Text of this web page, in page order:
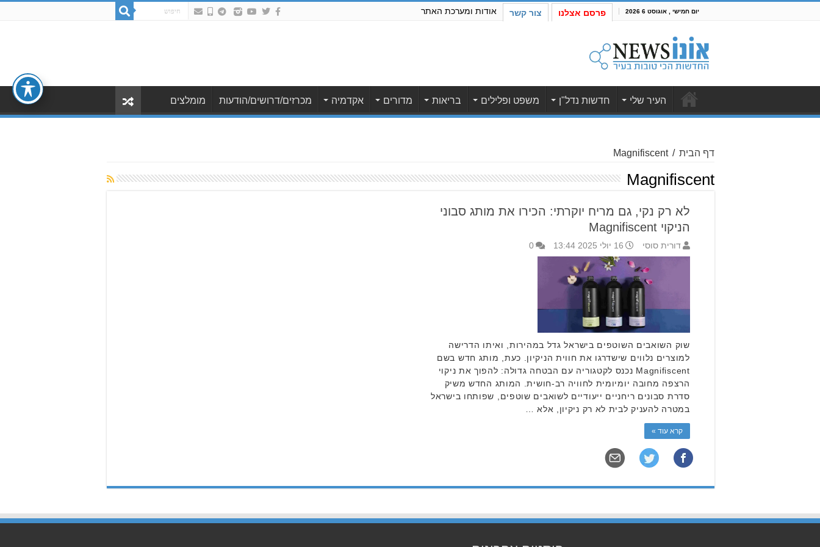
יום חמישי , אוגוסט 6 2026 פרסם אצלנו צור קשר אודות ומערכת האתר
העיר שלי חדשות נדל"ן משפט ופלילים בריאות מדורים אקדמיה מכרזים/דרושים/הודעות מומלצים
דף הבית /
Magnifiscent
Magnifiscent
לא רק נקי, גם מריח יוקרתי: הכירו את מותג סבוני
הניקוי Magnifiscent
דורית סוסי 16 יולי 2025 13:44 0
שוק השואבים השוטפים בישראל גדל במהירות, ואיתו הדרישה
למוצרים נלווים שישדרגו את חווית הניקיון. כעת, מותג חדש בשם
Magnifiscent נכנס לקטגוריה עם הבטחה גדולה: להפוך את ניקוי
הרצפה מחובה יומיומית לחוויה רב-חושית. המותג החדש משיק
סדרת סבונים ריחניים ייעודיים לשואבים שוטפים, שפותחו בישראל
במטרה להעניק לבית לא רק ניקיון, אלא …
קרא עוד »